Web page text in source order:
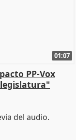
01:07
PP-Vox